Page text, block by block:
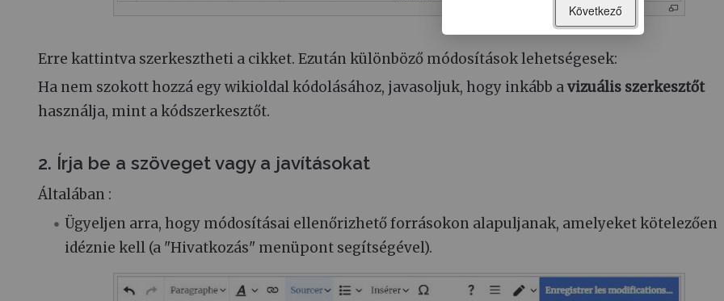
Erre kattintva szerkesztheti a cikket. Ezután különböző módosítások lehetségesek:
Ha nem szokott hozzá egy wikioldal kódolásához, javasoljuk, hogy inkább avizuális szerkesztőt
használja, mint a kódszerkesztőt.
2. Írja be a szöveget vagy a javításokat
Általában :
Ügyeljen arra, hogy módosításai ellenőrizhető forrásokon alapuljanak, amelyeket kötelezően
idéznie kell (a "Hivatkozás" menüpont segítségével).
Következő